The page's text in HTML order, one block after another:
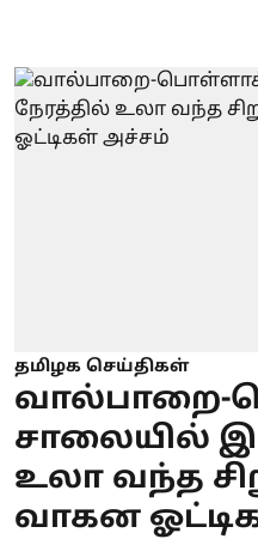
தமிழக செய்திகள்
வால்பாறை-
சாலையில்
உலா வந்த
வாகன